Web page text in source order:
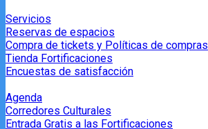
Servicios
Reservas de espacios
Compra de tickets y Políticas de compras
Tienda Fortificaciones
Encuestas de satisfacción
Agenda
Corredores Culturales
Entrada Gratis a las Fortificaciones